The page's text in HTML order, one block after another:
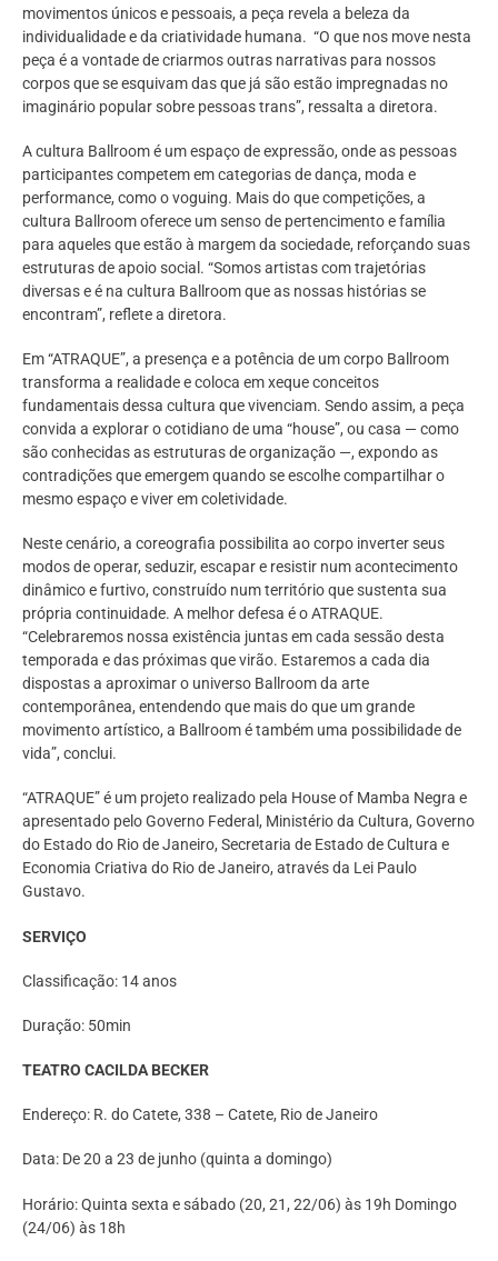
movimentos únicos e pessoais, a peça revela a beleza da
individualidade e da criatividade humana. “O que nos move nesta
peça é a vontade de criarmos outras narrativas para nossos
corpos que se esquivam das que já são estão impregnadas no
imaginário popular sobre pessoas trans”, ressalta a diretora.
A cultura Ballroom é um espaço de expressão, onde as pessoas
participantes competem em categorias de dança, moda e
performance, como o voguing. Mais do que competições, a
cultura Ballroom oferece um senso de pertencimento e família
para aqueles que estão à margem da sociedade, reforçando suas
estruturas de apoio social. “Somos artistas com trajetórias
diversas e é na cultura Ballroom que as nossas histórias se
encontram”, reflete a diretora.
Em “ATRAQUE”, a presença e a potência de um corpo Ballroom
transforma a realidade e coloca em xeque conceitos
fundamentais dessa cultura que vivenciam. Sendo assim, a peça
convida a explorar o cotidiano de uma “house”, ou casa — como
são conhecidas as estruturas de organização —, expondo as
contradições que emergem quando se escolhe compartilhar o
mesmo espaço e viver em coletividade.
Neste cenário, a coreografia possibilita ao corpo inverter seus
modos de operar, seduzir, escapar e resistir num acontecimento
dinâmico e furtivo, construído num território que sustenta sua
própria continuidade. A melhor defesa é o ATRAQUE.
“Celebraremos nossa existência juntas em cada sessão desta
temporada e das próximas que virão. Estaremos a cada dia
dispostas a aproximar o universo Ballroom da arte
contemporânea, entendendo que mais do que um grande
movimento artístico, a Ballroom é também uma possibilidade de
vida”, conclui.
“ATRAQUE” é um projeto realizado pela House of Mamba Negra e
apresentado pelo Governo Federal, Ministério da Cultura, Governo
do Estado do Rio de Janeiro, Secretaria de Estado de Cultura e
Economia Criativa do Rio de Janeiro, através da Lei Paulo
Gustavo.
SERVIÇO
Classificação: 14 anos
Duração: 50min
TEATRO CACILDA BECKER
Endereço: R. do Catete, 338 – Catete, Rio de Janeiro
Data: De 20 a 23 de junho (quinta a domingo)
Horário: Quinta sexta e sábado (20, 21, 22/06) às 19h Domingo
(24/06) às 18h